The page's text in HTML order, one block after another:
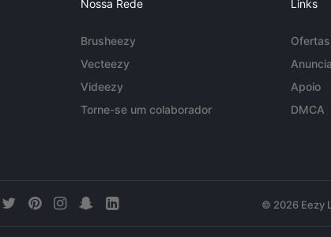
Nossa Rede
Brusheezy
Vecteezy
Videezy
Torne-se um colaborador
Links
Ofertas
Apoio
DMCA
© 2026 Eezy